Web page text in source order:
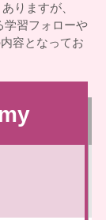
りますが、
学習フォローや
容となってお